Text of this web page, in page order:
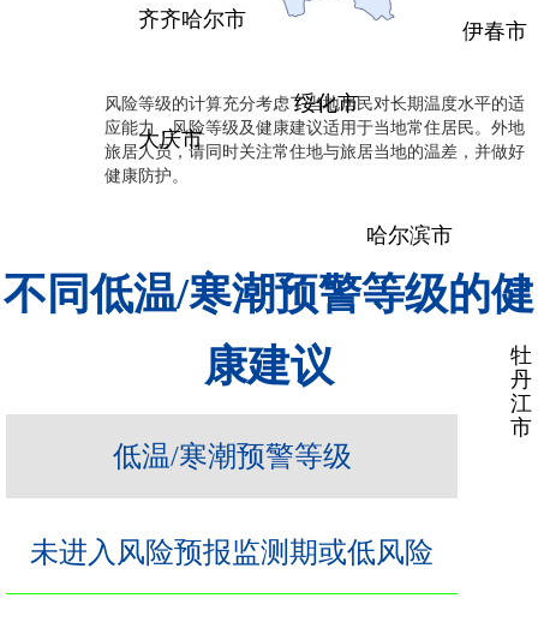
齐齐哈尔市
大庆市
绥化市
哈尔滨市
伊春市
牡
丹
江
市
风险等级的计算充分考虑了当地居民对长期温度水平的适
应能力，风险等级及健康建议适用于当地常住居民。外地
旅居人员，请同时关注常住地与旅居当地的温差，并做好
健康防护。
不同低温/寒潮预警等级的健
康建议
低温/寒潮预警等级
未进入风险预报监测期或低风险